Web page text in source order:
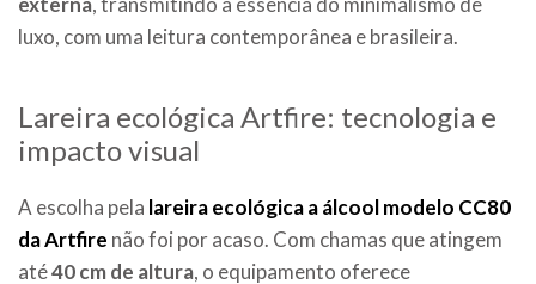
luxo, com uma leitura contemporânea e brasileira.
Lareira ecológica Artfire: tecnologia e
impacto visual
A escolha pela lareira ecológica a álcool modelo CC80
da Artfire não foi por acaso. Com chamas que atingem
até40 cm de altura, o equipamento oferece